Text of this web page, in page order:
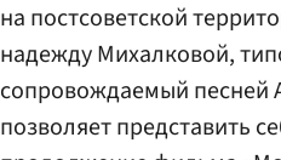
на постсоветской
надежду Михалковой,
сопровождаемый песней
позволяет представить